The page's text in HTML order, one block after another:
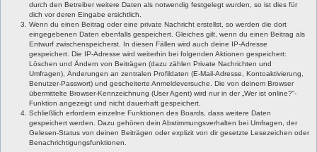
durch den Betreiber weitere Daten als notwendig festgelegt wurden, so ist dies für
dich vor deren Eingabe ersichtlich.
Wenn du einen Beitrag oder eine private Nachricht erstellst, so werden die dort
eingegebenen Daten ebenfalls gespeichert. Gleiches gilt, wenn du einen Beitrag als
Entwurf zwischenspeicherst. In diesen Fällen wird auch deine IP-Adresse
gespeichert. Die IP-Adresse wird weiterhin bei folgenden Aktionen gespeichert:
Löschen und Ändern von Beiträgen (dazu zählen Private Nachrichten und
Umfragen), Änderungen an zentralen Profildaten (E-Mail-Adresse, Kontoaktivierung,
Benutzer-Passwort) und gescheiterte Anmeldeversuche. Die von deinem Browser
übermittelte Browser-Kennzeichnung (User Agent) wird nur in der „Wer ist online?“-
Funktion angezeigt und nicht dauerhaft gespeichert.
Schließlich erfordern einzelne Funktionen des Boards, dass weitere Daten
gespeichert werden. Dazu gehören dein Abstimmungsverhalten bei Umfragen, der
Gelesen-Status von deinen Beiträgen oder explizit von dir gesetzte Lesezeichen oder
Benachrichtigungsfunktionen.